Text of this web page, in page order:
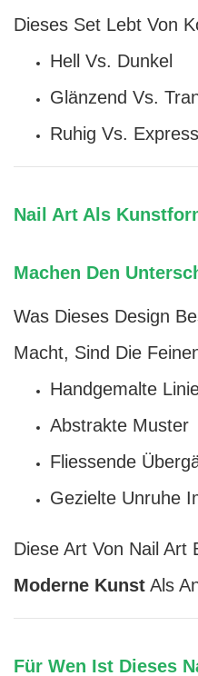
Dieses Set Lebt Von
Hell Vs. Dunkel
Glänzend Vs.
Ruhig Vs.
Nail Art Als
Machen Den
Was Dieses Design
Macht, Sind Die
Handgemalte
Abstrakte Muster
Fliessende
Gezielte Unruhe
Diese Art Von Nail Art
Moderne Kunst Als
Für Wen Ist Dieses